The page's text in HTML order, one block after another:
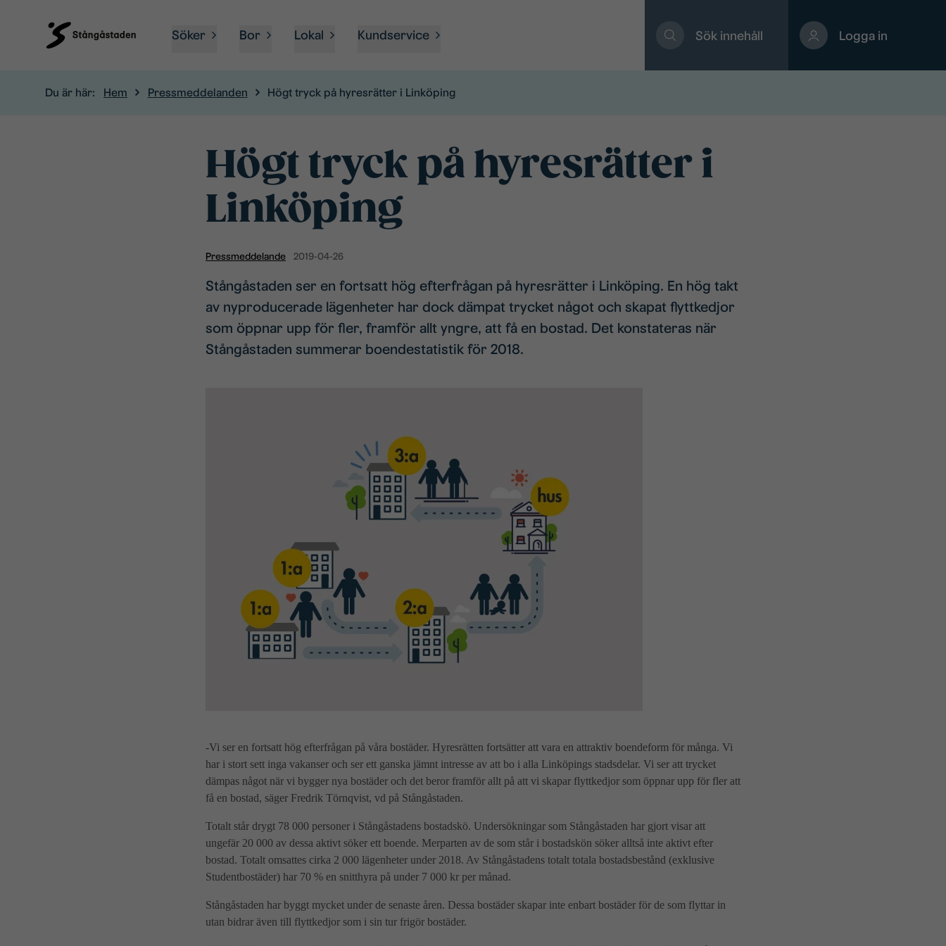
Söker Bor Lokal Kundservice Sök innehåll Logga in
Du är här: Hem Pressmeddelanden Högt tryck på hyresrätter i Linköping
Högt tryck på hyresrätter i
Linköping
Pressmeddelande 2019-04-26
Stångåstaden ser en fortsatt hög efterfrågan på hyresrätter i Linköping. En hög takt
av nyproducerade lägenheter har dock dämpat trycket något och skapat flyttkedjor
som öppnar upp för fler, framför allt yngre, att få en bostad. Det konstateras när
Stångåstaden summerar boendestatistik för 2018.
-Vi ser en fortsatt hög efterfrågan på våra bostäder. Hyresrätten fortsätter att vara en attraktiv boendeform för många. Vi
har i stort sett inga vakanser och ser ett ganska jämnt intresse av att bo i alla Linköpings stadsdelar. Vi ser att trycket
dämpas något när vi bygger nya bostäder och det beror framför allt på att vi skapar flyttkedjor som öppnar upp för fler att
få en bostad, säger Fredrik Törnqvist, vd på Stångåstaden.
Totalt står drygt 78 000 personer i Stångåstadens bostadskö. Undersökningar som Stångåstaden har gjort visar att
ungefär 20 000 av dessa aktivt söker ett boende. Merparten av de som står i bostadskön söker alltså inte aktivt efter
bostad. Totalt omsattes cirka 2 000 lägenheter under 2018. Av Stångåstadens totalt totala bostadsbestånd (exklusive
Studentbostäder) har 70 % en snitthyra på under 7 000 kr per månad.
Stångåstaden har byggt mycket under de senaste åren. Dessa bostäder skapar inte enbart bostäder för de som flyttar in
utan bidrar även till flyttkedjor som i sin tur frigör bostäder.